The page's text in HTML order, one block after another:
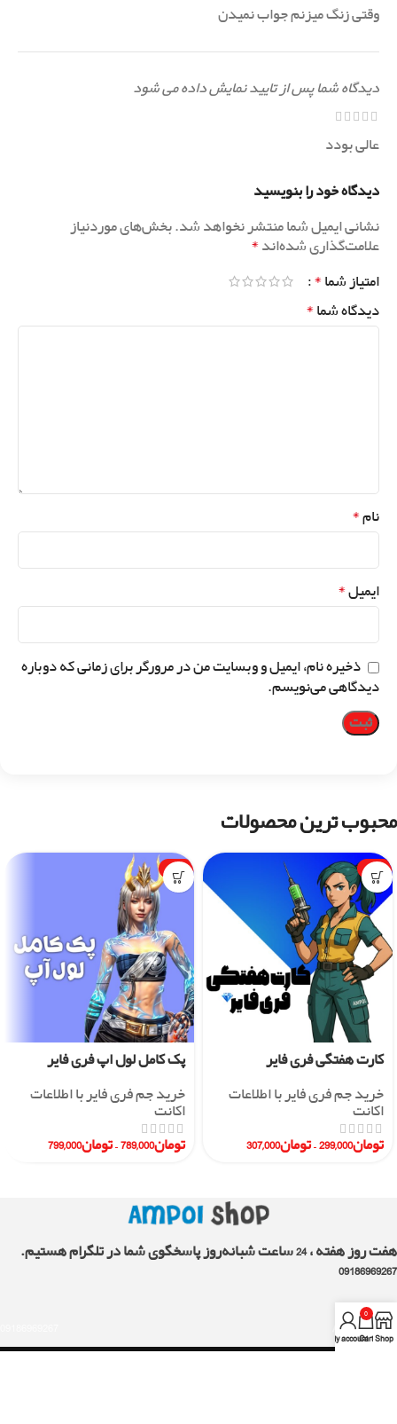
وقتی زنگ میزنم جواب نمیدن
دیدگاه شما پس از تایید نمایش داده می شود
عالی بودد
دیدگاه خود را بنویسید
نشانی ایمیل شما منتشر نخواهد شد.بخش‌های موردنیاز
علامت‌گذاری شده‌اند*
امتیاز شما*
دیدگاه شما*
نام*
ایمیل*
ذخیره نام، ایمیل و وبسایت من در مرورگر برای زمانی که دوباره
دیدگاهی می‌نویسم.
محبوب ترین محصولات
-7%
کارت هفتگی فری فایر
خرید جم فری فایر با اطلاعات
اکانت
تومان299,000
–تومان307,000
-1%
پک کامل لول اپ فری فایر
خرید جم فری فایر با اطلاعات
اکانت
تومان789,000
–تومان799,000
هفت روز هفته ، 24 ساعت شبانه‌روز پاسخگوی شما در تلگرام هستیم.
09186969267
AMPOLshop.ir
Shop
0
Cart
My account